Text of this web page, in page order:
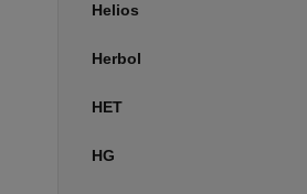
Helios
Herbol
HET
HG